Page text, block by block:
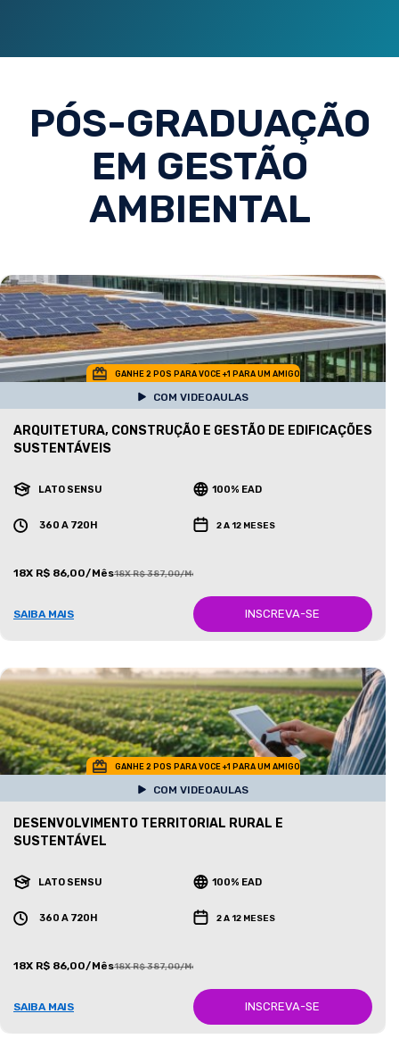
PÓS-GRADUAÇÃO
EM GESTÃO
AMBIENTAL
GANHE 2 POS PARA VOCE +1 PARA UM AMIGO
COM VIDEOAULAS
ARQUITETURA, CONSTRUÇÃO E GESTÃO DE EDIFICAÇÕES
SUSTENTÁVEIS
LATO SENSU 100% EAD
360 A 720H 2 A 12 MESES
18X R$ 86,00/Mês18X R$ 387,00/Mês
SAIBA MAIS INSCREVA-SE
GANHE 2 POS PARA VOCE +1 PARA UM AMIGO
COM VIDEOAULAS
DESENVOLVIMENTO TERRITORIAL RURAL E
SUSTENTÁVEL
LATO SENSU 100% EAD
360 A 720H 2 A 12 MESES
18X R$ 86,00/Mês18X R$ 387,00/Mês
SAIBA MAIS INSCREVA-SE